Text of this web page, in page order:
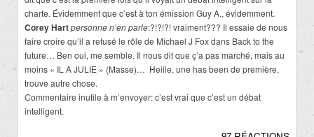
charte. Évidemment que c’est à ton émission Guy A., évidemment.
Corey Hartpersonne n’en parle:?!?!?! vraiment??? Il essaie de nous
faire croire qu’il a refusé le rôle de Michael J Fox dans Back to the
future… Ben oui, me semble. Il nous dit que ç’a pas marché, mais au
moins « IL A JULIE » (Masse)… Heille, une has been de première,
trouve autre chose.
Commentaire inutile à m’envoyer: c’est vrai que c’est un débat
intelligent.